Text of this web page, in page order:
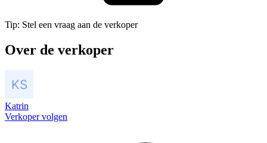
Tip: Stel een vraag aan de verkoper
Over de verkoper
Katrin
Verkoper volgen